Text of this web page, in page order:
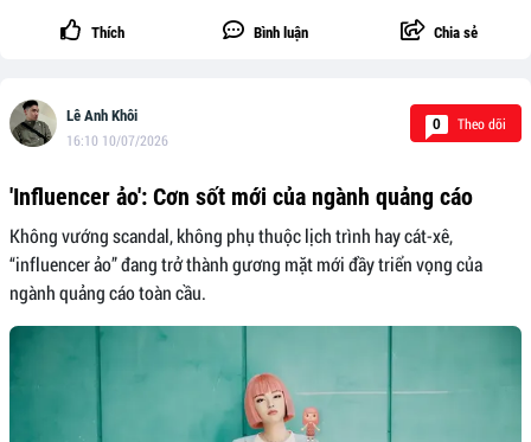
Thích Bình luận Chia sẻ
Lê Anh Khôi
16:10 10/07/2026
0 Theo dõi
'Influencer ảo': Cơn sốt mới của ngành quảng cáo
Không vướng scandal, không phụ thuộc lịch trình hay cát-xê,
“influencer ảo” đang trở thành gương mặt mới đầy triển vọng của
ngành quảng cáo toàn cầu.